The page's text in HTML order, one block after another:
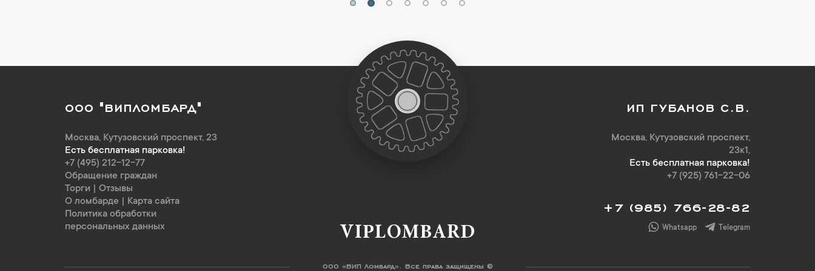
ООО "ВИПЛОМБАРД"
Москва, Кутузовский проспект, 23
Есть бесплатная парковка!
+7 (495) 212-12-77
Обращение граждан
Торги
Отзывы
О ломбарде
Карта сайта
Политика обработки
персональных данных
ИП ГУБАНОВ С.В.
Москва, Кутузовский проспект,
23к1,
Есть бесплатная парковка!
+7 (925) 761-22-06
+7 (985) 766-28-82
Whatsapp Telegram
VIPLOMBARD
ООО «ВИП Ломбард». Все права защищены ©